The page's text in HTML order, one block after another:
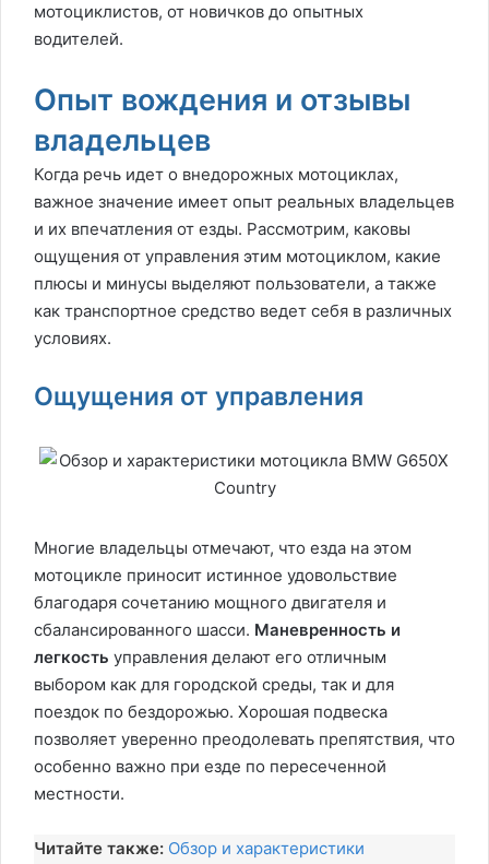
мотоциклистов, от новичков до опытных
водителей.
Опыт вождения и отзывы
владельцев
Когда речь идет о внедорожных мотоциклах,
важное значение имеет опыт реальных владельцев
и их впечатления от езды. Рассмотрим, каковы
ощущения от управления этим мотоциклом, какие
плюсы и минусы выделяют пользователи, а также
как транспортное средство ведет себя в различных
условиях.
Ощущения от управления
Многие владельцы отмечают, что езда на этом
мотоцикле приносит истинное удовольствие
благодаря сочетанию мощного двигателя и
сбалансированного шасси. Маневренность и
легкость управления делают его отличным
выбором как для городской среды, так и для
поездок по бездорожью. Хорошая подвеска
позволяет уверенно преодолевать препятствия, что
особенно важно при езде по пересеченной
местности.
Читайте также: Обзор и характеристики